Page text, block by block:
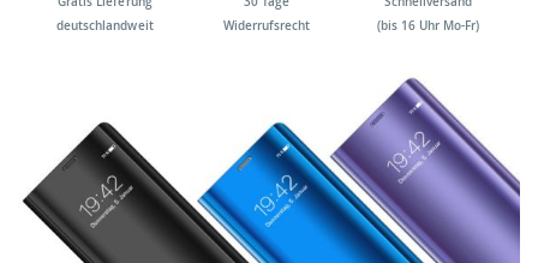
Bildergalerie
springen
Bildergalerie
springen
deutschlandweit
Widerrufsrecht
(bis 16 Uhr Mo-Fr)